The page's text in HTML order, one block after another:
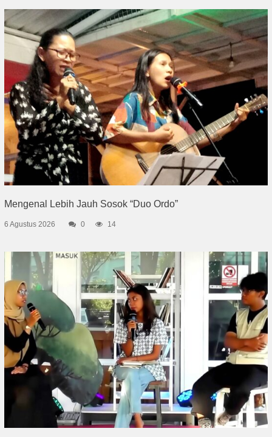
Mengenal Lebih Jauh Sosok “Duo Ordo”
6 Agustus 2026 0 14